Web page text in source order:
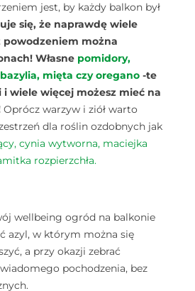
jest, by każdy balkon był
się, że naprawdę wiele
można
Własne pomidory,
bazylia, mięta czy oregano -te
wiele więcej możesz mieć na
Oprócz warzyw i ziół warto
dla roślin ozdobnych jak
cynia wytworna, maciejka
rozpierzchła.
wellbeing ogród na balkonie
azyl, w którym można się
a przy okazji zebrać
pochodzenia, bez